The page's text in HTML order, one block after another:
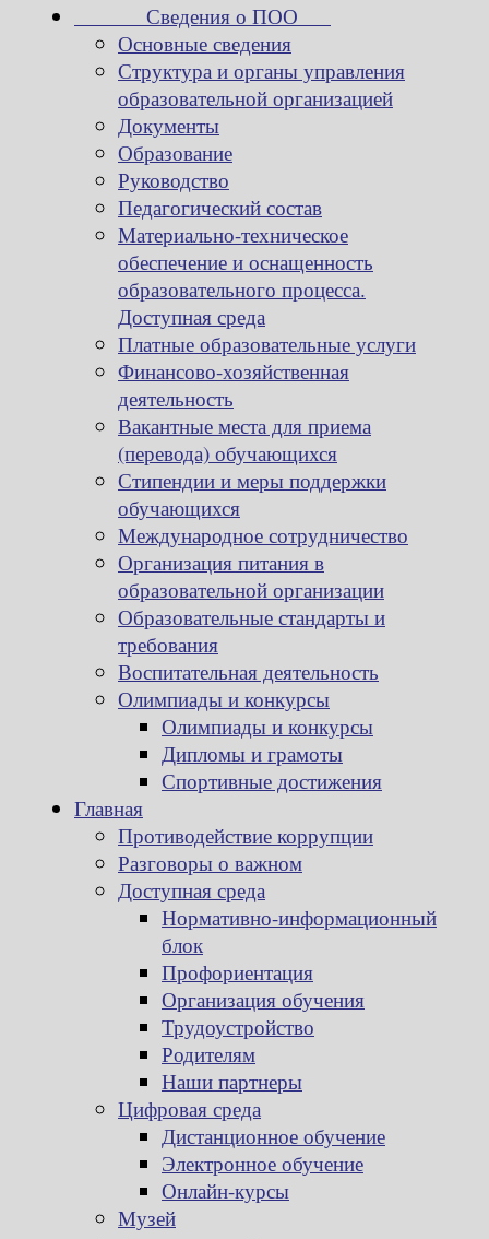
Сведения о ПОО
Основные сведения
Структура и органы управления
образовательной организацией
Документы
Образование
Руководство
Педагогический состав
Материально-техническое
обеспечение и оснащенность
образовательного процесса.
Доступная среда
Платные образовательные услуги
Финансово-хозяйственная
деятельность
Вакантные места для приема
(перевода) обучающихся
Стипендии и меры поддержки
обучающихся
Международное сотрудничество
Организация питания в
образовательной организации
Образовательные стандарты и
требования
Воспитательная деятельность
Олимпиады и конкурсы
Олимпиады и конкурсы
Дипломы и грамоты
Спортивные достижения
Главная
Противодействие коррупции
Разговоры о важном
Доступная среда
Нормативно-информационный
блок
Профориентация
Организация обучения
Трудоустройство
Родителям
Наши партнеры
Цифровая среда
Дистанционное обучение
Электронное обучение
Онлайн-курсы
Музей